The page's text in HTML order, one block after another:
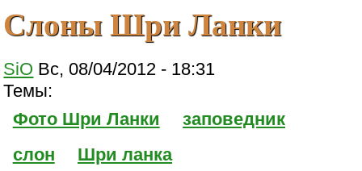
Слоны Шри Ланки
SiO Вс, 08/04/2012 - 18:31
Темы:
Фото Шри Ланки
заповедник
слон
Шри ланка